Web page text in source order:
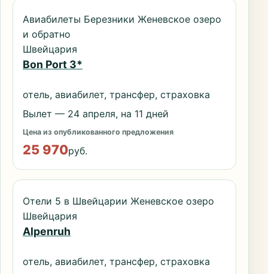
Авиабилеты Березники Женевское озеро
и обратно
Швейцария
Bon Port 3*
отель, авиабилет, трансфер, страховка
Вылет — 24 апреля, на 11 дней
Цена из опубликованного предложения
25 970руб.
Отели 5 в Швейцарии Женевское озеро
Швейцария
Alpenruh
отель, авиабилет, трансфер, страховка